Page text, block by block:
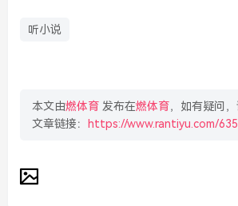
听小说
本文由燃体育 发布在燃体育，如有疑问，
文章链接：
https://www.rantiyu.com/